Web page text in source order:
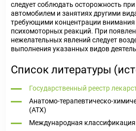
следует соблюдать осторожность
автомобилем и занятиях другими
требующими концентрации
психомоторных реакций. При
нежелательных явлений следует
выполнения указанных видов
Список литературы
Государственный реестр
Анатомо-терапевтическо-
(ATX)
Международная